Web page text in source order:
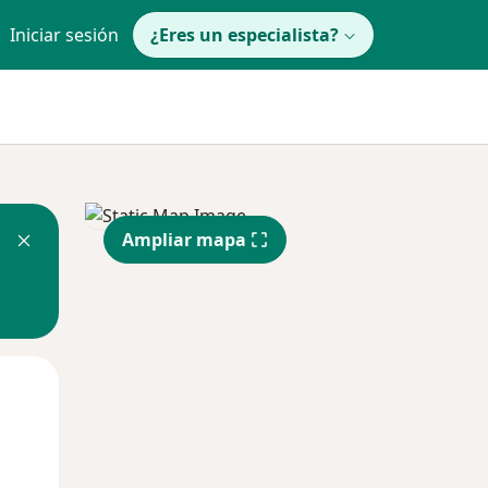
Iniciar sesión ¿Eres un especialista?
Ampliar mapa